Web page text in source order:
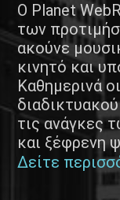
Ο Planet
των
ακούνε
κινητό και
Καθημερινά
τις ανάγκες
και ξέφρενη
Δείτε